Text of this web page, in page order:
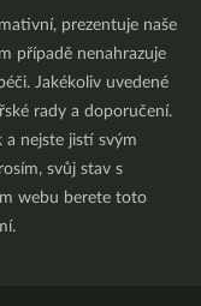
prezentuje naše
případě nenahrazuje
Jakékoliv uvedené
rady a doporučení.
a nejste jistí svým
svůj stav s
webu berete toto